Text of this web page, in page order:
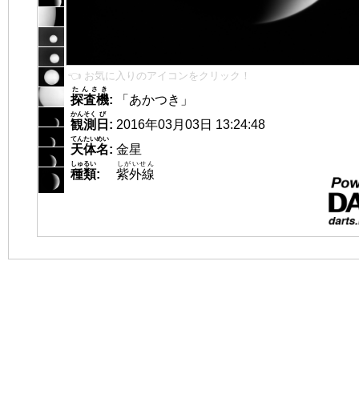
👈 お気に入りのアイコンをクリック！
探査機
たんさき
:
「あかつき」
観測
かんそく
日
び
: 2016年03月03日 13:24:48
天体名
てんたいめい
: 金星
種類
しゅるい
: 紫外線
しがいせん